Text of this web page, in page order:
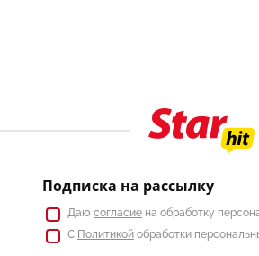
Подписка на рассылку
Даю согласие на обработку
С Политикой обработки